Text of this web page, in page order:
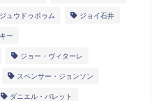
ジュウドゥポゥム ジョイ石井
ー
ジョー・ヴィターレ
スペンサー・ジョンソン
ダニエル・バレット